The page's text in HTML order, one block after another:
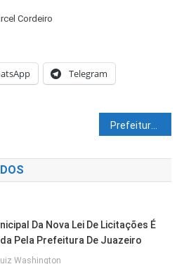
Cordeiro
Telegram
Prefeitura revitaliza sinalização de pontos de mototáxi em Juazeiro
Da Nova Lei De Licitações É
Pela Prefeitura De Juazeiro
Washington